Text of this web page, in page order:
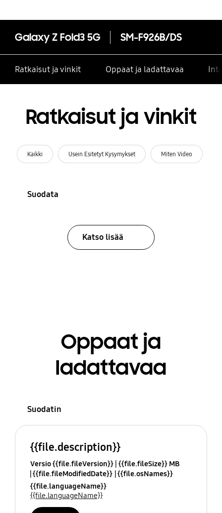
Galaxy Z Fold3 5G SM-F926B/DS
Ratkaisut ja vinkit Oppaat ja ladattavaa
Ratkaisut ja vinkit
Kaikki Usein Esitetyt Kysymykset Miten Video
Suodata
Katso lisää
Oppaat ja
ladattavaa
Suodatin
{{file.description}}
Versio {{file.fileVersion}} {{file.fileSize}} MB
{{file.fileModifiedDate}} {{file.osNames}}
{{file.languageName}}
{{file.languageName}}